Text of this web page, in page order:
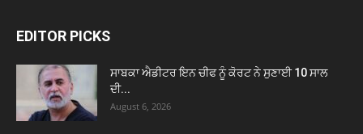
EDITOR PICKS
ਸਾਬਕਾ ਐਡੀਟਰ ਇਨ ਚੀਫ ਨੂੰ ਕੋਰਟ ਨੇ ਸੁਣਾਈ 10 ਸਾਲ
ਦੀ...
August 6, 2026